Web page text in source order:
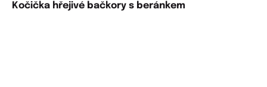
Kočička hřejivé bačkory s beránkem